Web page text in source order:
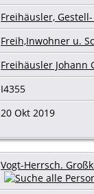
Freihäusler,
Freih,Inwohner u.
Freihäusler Johann
I4355
20 Okt 2019
Vogt-Herrsch.